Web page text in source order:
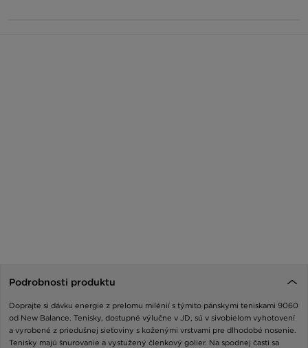
Podrobnosti produktu
Doprajte si dávku energie z prelomu milénií s týmito pánskymi teniskami 9060
od New Balance. Tenisky, dostupné výlučne v JD, sú v sivobielom vyhotovení
a vyrobené z priedušnej sieťoviny s koženými vrstvami pre dlhodobé nosenie.
Tenisky majú šnurovanie a vystužený členkový golier. Na spodnej časti sa